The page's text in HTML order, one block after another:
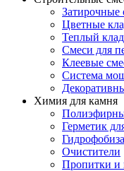
Затирочные
Цветные
Теплый
Смеси для
Клеевые
Система
Химия для камня
Герметик
Очистители
Пропитки и